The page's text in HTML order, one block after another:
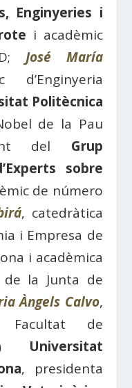
Enginyeries i
i acadèmic
José María
Politècnica
de la Pau
del Grup
sobre
de número
, catedràtica
i Empresa de
i acadèmica
la Junta de
Àngels Calvo,
de
Universitat
, ​​presidenta